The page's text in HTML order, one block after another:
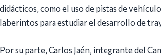
didácticos, como el uso de pistas de
laberintos para estudiar el desarrollo de
Por su parte, Carlos Jaén, integrante del